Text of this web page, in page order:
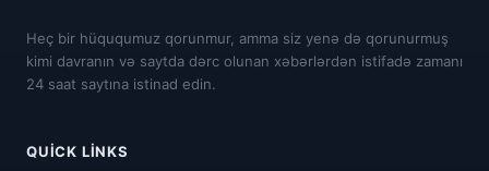
Heç bir hüququmuz qorunmur, amma siz yenə də qorunurmuş
kimi davranın və saytda dərc olunan xəbərlərdən istifadə zamanı
24 saat saytına istinad edin.
QUICK LINKS